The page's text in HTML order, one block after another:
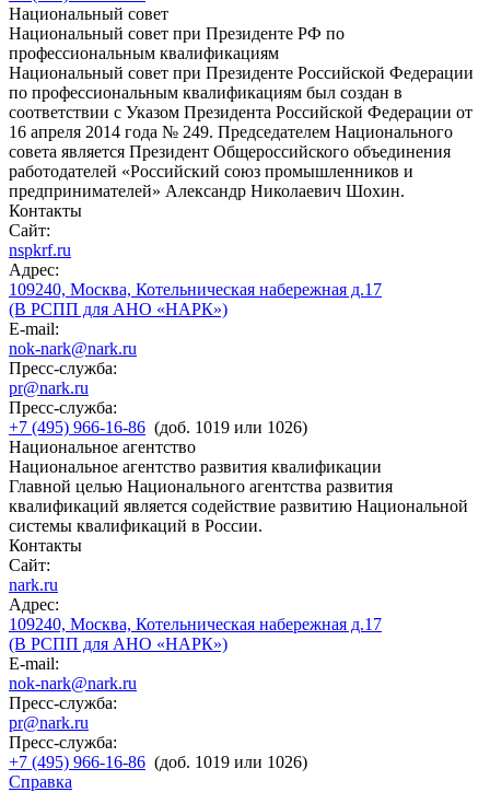
Национальный совет
Национальный совет при Президенте РФ по
профессиональным квалификациям
Национальный совет при Президенте Российской Федерации
по профессиональным квалификациям был создан в
соответствии с Указом Президента Российской Федерации от
16 апреля 2014 года № 249. Председателем Национального
совета является Президент Общероссийского объединения
работодателей «Российский союз промышленников и
предпринимателей» Александр Николаевич Шохин.
Контакты
Сайт:
nspkrf.ru
Адрес:
109240, Москва, Котельническая набережная д.17
(В РСПП для АНО «НАРК»)
E-mail:
nok-nark@nark.ru
Пресс-служба:
pr@nark.ru
Пресс-служба:
+7 (495) 966-16-86 (доб. 1019 или 1026)
Национальное агентство
Национальное агентство развития квалификации
Главной целью Национального агентства развития
квалификаций является содействие развитию Национальной
системы квалификаций в России.
Контакты
Сайт:
nark.ru
Адрес:
109240, Москва, Котельническая набережная д.17
(В РСПП для АНО «НАРК»)
E-mail:
nok-nark@nark.ru
Пресс-служба:
pr@nark.ru
Пресс-служба:
+7 (495) 966-16-86 (доб. 1019 или 1026)
Справка